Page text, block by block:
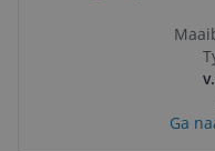
Ga